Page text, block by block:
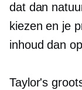
dat dan
kiezen en je
inhoud dan
Taylor's